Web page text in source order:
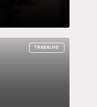
TRABALHO
TRABALHO